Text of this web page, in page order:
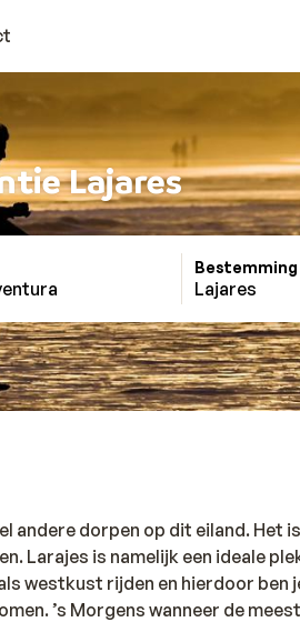
Lajares
Bestemming
Lajares
andere dorpen op dit eiland. Het
Larajes is namelijk een ideale
westkust rijden en hierdoor ben
’s Morgens wanneer de